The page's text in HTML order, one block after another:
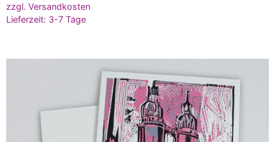
zzgl. Versandkosten
Lieferzeit: 3-7 Tage